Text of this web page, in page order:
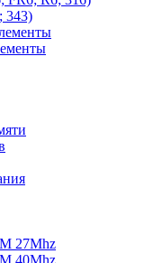
343)
27Mhz
40Mhz